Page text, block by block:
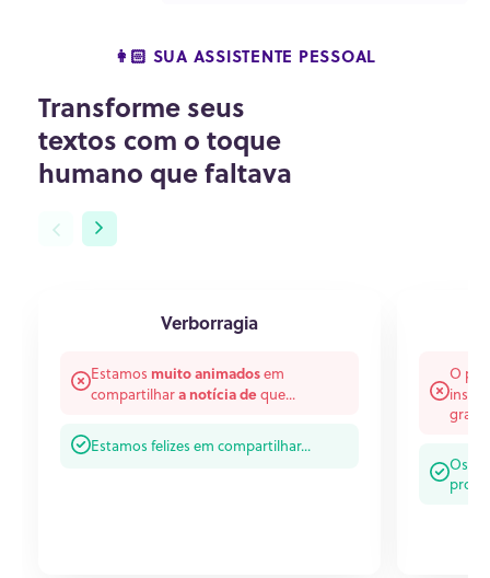
👩🏻 SUA ASSISTENTE PESSOAL
Transforme seus
textos com o toque
humano que faltava
Verborragia
Estamos muito animadosem
compartilhara notícia deque...
Estamos felizes em compartilhar...
O
Os